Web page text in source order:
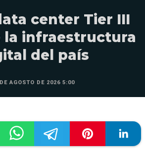
center Tier III
la infraestructura
del país
AGOSTO DE 2026 5:00